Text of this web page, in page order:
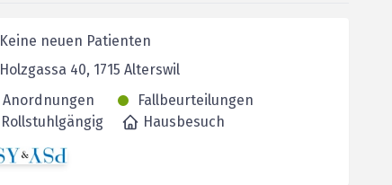
Keine neuen Patienten
Holzgassa 40, 1715 Alterswil
Anordnungen
Fallbeurteilungen
Rollstuhlgängig
Hausbesuch